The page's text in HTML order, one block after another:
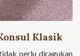
Klasik
perlu diragukan